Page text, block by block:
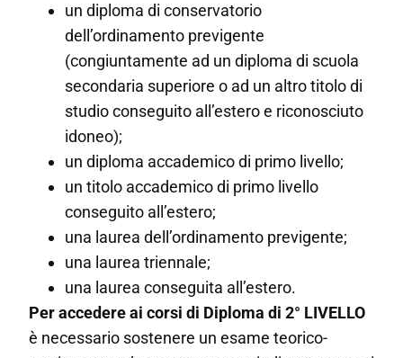
un diploma di conservatorio
dell’ordinamento previgente
(congiuntamente ad un diploma di scuola
secondaria superiore o ad un altro titolo di
studio conseguito all’estero e riconosciuto
idoneo);
un diploma accademico di primo livello;
un titolo accademico di primo livello
conseguito all’estero;
una laurea dell’ordinamento previgente;
una laurea triennale;
una laurea conseguita all’estero.
Per accedere ai corsi di Diploma di 2° LIVELLO
è necessario sostenere un esame teorico-